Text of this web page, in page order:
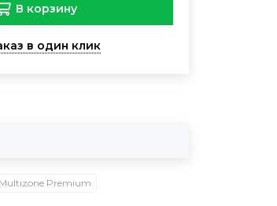
В корзину
в один клик
Multizone Premium